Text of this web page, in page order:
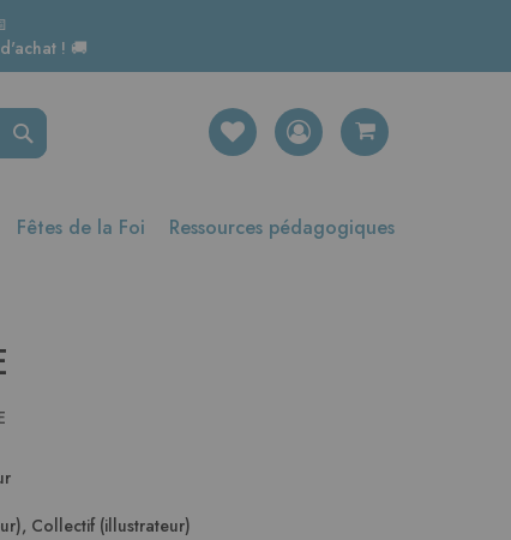
! 🚚
Rechercher
Fêtes de la Foi Ressources pédagogiques
, Collectif (illustrateur)